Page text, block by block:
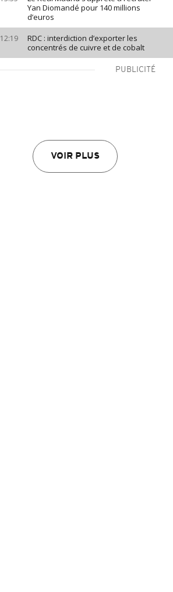
Yan Diomandé pour 140 millions
d’euros
12:19
RDC : interdiction d’exporter les
concentrés de cuivre et de cobalt
PUBLICITÉ
VOIR PLUS